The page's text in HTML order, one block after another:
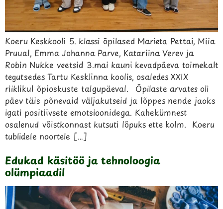
Koeru Keskkooli 5. klassi õpilased Marieta Pettai, Miia
Pruual, Emma Johanna Parve, Katariina Verev ja
Robin Nukke veetsid 3.mai kauni kevadpäeva toimekalt
tegutsedes Tartu Kesklinna koolis, osaledes XXIX
riiklikul õpioskuste talgupäeval. Õpilaste arvates oli
päev täis põnevaid väljakutseid ja lõppes nende jaoks
igati positiivsete emotsioonidega. Kahekümnest
osalenud võistkonnast kutsuti lõpuks ette kolm. Koeru
tublidele noortele […]
Edukad käsitöö ja tehnoloogia
olümpiaadil